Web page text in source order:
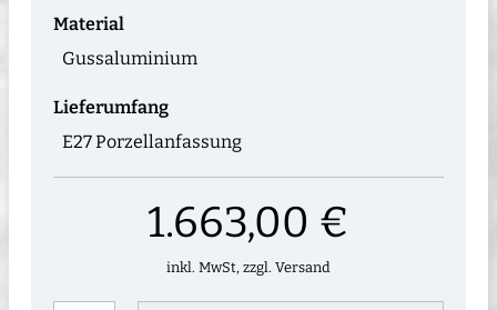
Material
Gussaluminium
Lieferumfang
E27 Porzellanfassung
1.663,00 €
inkl. MwSt, zzgl. Versand